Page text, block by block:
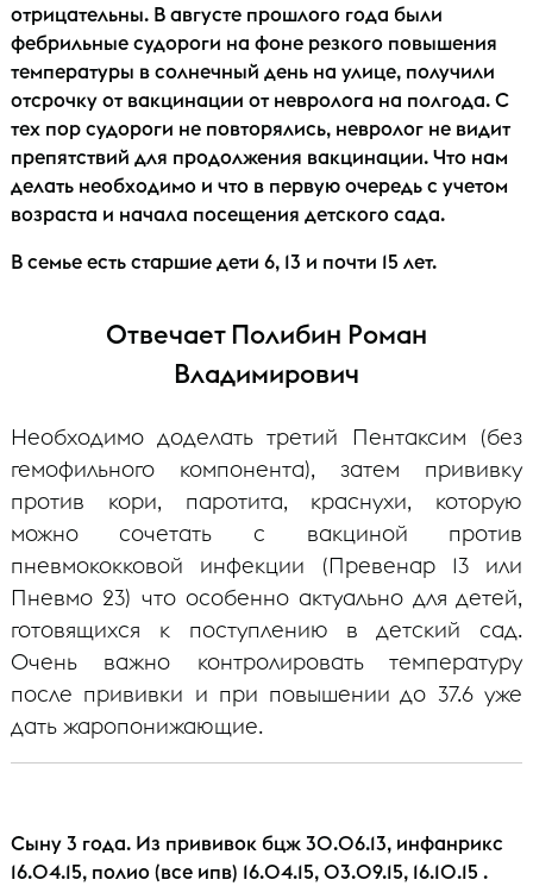
Общие вопросы
отрицательны. В августе прошлого года были
фебрильные судороги на фоне резкого повышения
температуры в солнечный день на улице, получили
отсрочку от вакцинации от невролога на полгода. С
тех пор судороги не повторялись, невролог не видит
препятствий для продолжения вакцинации. Что нам
делать необходимо и что в первую очередь с учетом
возраста и начала посещения детского сада.
В семье есть старшие дети 6, 13 и почти 15 лет.
Отвечает Полибин Роман
Владимирович
Необходимо доделать третий Пентаксим (без
гемофильного компонента), затем прививку
против кори, паротита, краснухи, которую
можно сочетать с вакциной против
пневмококковой инфекции (Превенар 13 или
Пневмо 23) что особенно актуально для детей,
готовящихся к поступлению в детский сад.
Очень важно контролировать температуру
после прививки и при повышении до 37.6 уже
дать жаропонижающие.
Сыну 3 года. Из прививок бцж 30.06.13, инфанрикс
16.04.15, полио (все ипв) 16.04.15, 03.09.15, 16.10.15 .